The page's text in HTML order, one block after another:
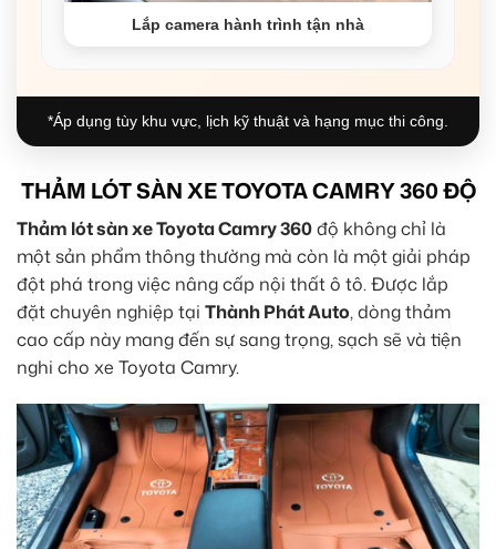
Lắp camera hành trình tận nhà
*Áp dụng tùy khu vực, lịch kỹ thuật và hạng mục thi công.
THẢM LÓT SÀN XE TOYOTA CAMRY 360 ĐỘ
Thảm lót sàn xe Toyota Camry 360độ không chỉ là
một sản phẩm thông thường mà còn là một giải pháp
đột phá trong việc nâng cấp nội thất ô tô. Được lắp
đặt chuyên nghiệp tại Thành Phát Auto, dòng thảm
cao cấp này mang đến sự sang trọng, sạch sẽ và tiện
nghi cho xe Toyota Camry.